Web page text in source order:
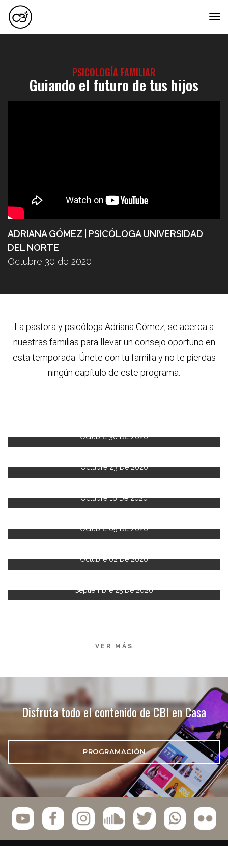
PSICOLOGÍA FAMILIAR
Guiando el futuro de tus hijos
ADRIANA GÓMEZ | PSICÓLOGA UNIVERSIDAD
DEL NORTE
Octubre 30 de 2020
La pastora y psicó loga Adriana Gómez, se acerca a
nuestras familias para llevar un consejo oportuno en
esta temporada. Únete con tu familia y no te pierdas
ningún capítulo de este programa.
Octubre 30 De 2020
Octubre 23 De 2020
Octubre 16 De 2020
Octubre 09 De 2020
Octubre 02 De 2020
Septiembre 25 De 2020
VER MÁS
Disfruta todo el contenido de CBI en Casa
PROGRAMACIÓN